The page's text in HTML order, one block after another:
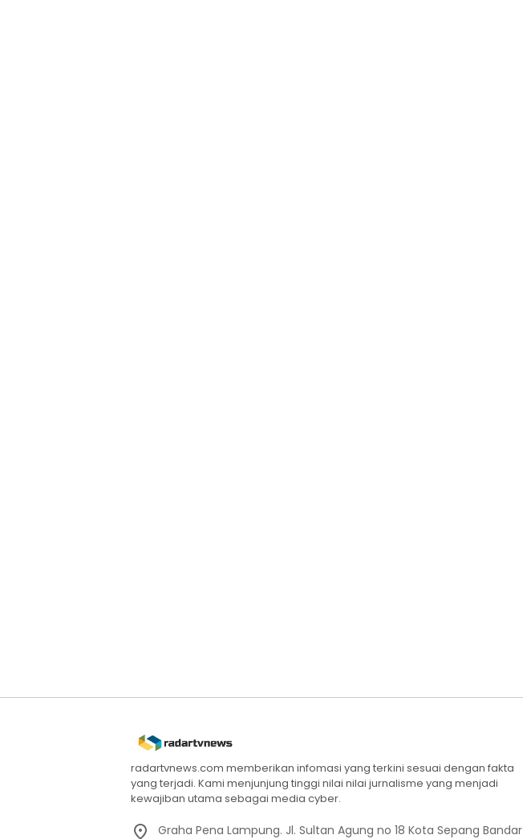
radartvnews.com memberikan infomasi yang terkini sesuai dengan fakta
yang terjadi. Kami menjunjung tinggi nilai nilai jurnalisme yang menjadi
kewajiban utama sebagai media cyber.
Graha Pena Lampung. Jl. Sultan Agung no 18 Kota Sepang Bandar